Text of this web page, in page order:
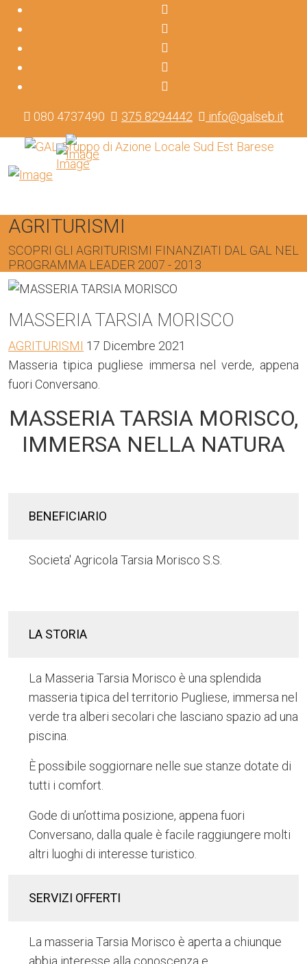
080 4737490 375 8294442 info@galseb.it
AGRITURISMI
SCOPRI GLI AGRITURISMI FINANZIATI DAL GAL NEL
PROGRAMMA LEADER 2007 - 2013
MASSERIA TARSIA MORISCO
AGRITURISMI 17 Dicembre 2021
Masseria tipica pugliese immersa nel verde, appena
fuori Conversano.
MASSERIA TARSIA MORISCO,
IMMERSA NELLA NATURA
BENEFICIARIO
Societa' Agricola Tarsia Morisco S.S.
LA STORIA
La Masseria Tarsia Morisco è una splendida
masseria tipica del territorio Pugliese, immersa nel
verde tra alberi secolari che lasciano spazio ad una
piscina.
È possibile soggiornare nelle sue stanze dotate di
tutti i comfort.
Gode di un’ottima posizione, appena fuori
Conversano, dalla quale è facile raggiungere molti
altri luoghi di interesse turistico.
SERVIZI OFFERTI
La masseria Tarsia Morisco è aperta a chiunque
abbia interesse alla conoscenza e